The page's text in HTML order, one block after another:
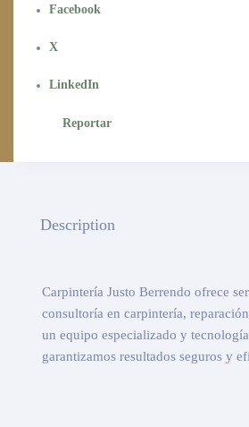
Facebook
X
LinkedIn
Reportar
Description
Carpintería Justo Berrendo ofrece
consultoría en carpintería,
un equipo especializado y
garantizamos resultados seguros y